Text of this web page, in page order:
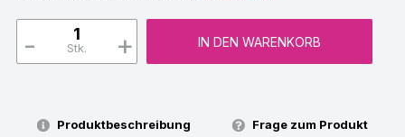
Stk. +
- IN DEN WARENKORB
Produktbeschreibung Frage zum Produkt